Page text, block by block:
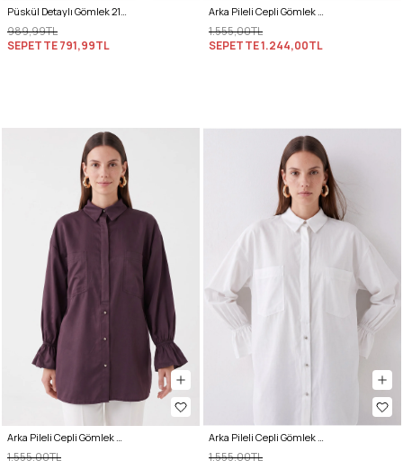
Püskül Detaylı Gömlek 2109 - BEBE MAVİSİ
989,99TL
SEPETTE791,99TL
Arka Pileli Cepli Gömlek Y0147 - BEBE MAVİSİ
1.555,00TL
SEPETTE1.244,00TL
Arka Pileli Cepli Gömlek Y0147 - MÜRDÜM
1.555,00TL
Arka Pileli Cepli Gömlek Y0147 - BEYAZ
1.555,00TL